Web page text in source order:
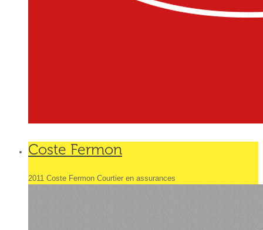
Coste Fermon
2011 Coste Fermon Courtier en assurances